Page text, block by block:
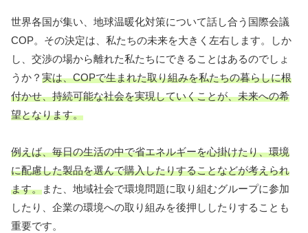
世界各国が集い、地球温暖化対策について話し合う国際会議
COP。その決定は、私たちの未来を大きく左右します。しか
し、交渉の場から離れた私たちにできることはあるのでしょ
うか？ 実は、COPで生まれた取り組みを私たちの暮らしに根
付かせ、持続可能な社会を実現していくことが、未来への希
望となります。
例えば、毎日の生活の中で省エネルギーを心掛けたり、環境
に配慮した製品を選んで購入したりすることなどが考えられ
ます。また、地域社会で環境問題に取り組むグループに参加
したり、企業の環境への取り組みを後押ししたりすることも
重要です。